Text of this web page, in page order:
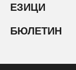
ЕЗИЦИ
БЮЛЕТИН